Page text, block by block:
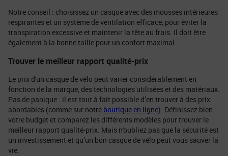
Notre conseil : choisissez un casque avec des mousses intérieures
respirantes et un système de ventilation efficace, pour éviter la
transpiration excessive et maintenir la tête au frais. Il doit être
également à la bonne taille pour un confort maximal.
Trouver le meilleur rapport qualité-prix
Le prix d'un casque de vélo peut varier considérablement en
fonction de la marque, des technologies utilisées et des matériaux.
Pas de panique : il est tout à fait possible d’en trouver à des prix
abordables (comme sur notre boutique en ligne). Définissez bien
votre budget et comparez les différents modèles pour trouver le
meilleur rapport qualité-prix. Mais n'oubliez pas que la sécurité est
un investissement et qu’un bon casque de vélo peut vous sauver la
vie.